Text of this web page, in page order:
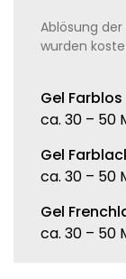
Ablösung
wurden
Gel Farblos
ca. 30 – 50
Gel
ca. 30 – 50
Gel
ca. 30 – 50